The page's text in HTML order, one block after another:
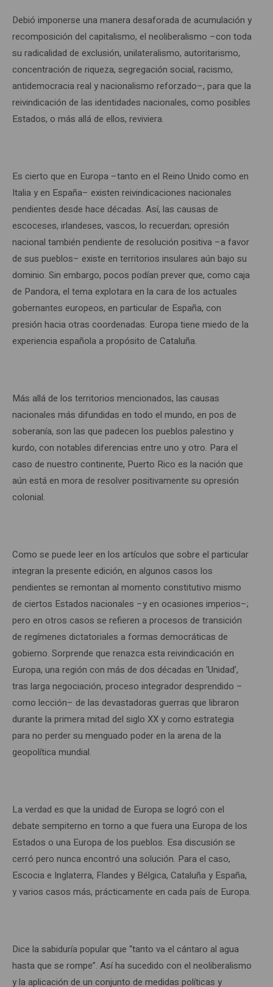
Debió imponerse una manera desaforada de acumulación y
recomposición del capitalismo, el neoliberalismo –con toda
su radicalidad de exclusión, unilateralismo, autoritarismo,
concentración de riqueza, segregación social, racismo,
antidemocracia real y nacionalismo reforzado–, para que la
reivindicación de las identidades nacionales, como posibles
Estados, o más allá de ellos, reviviera.
Es cierto que en Europa –tanto en el Reino Unido como en
Italia y en España– existen reivindicaciones nacionales
pendientes desde hace décadas. Así, las causas de
escoceses, irlandeses, vascos, lo recuerdan; opresión
nacional también pendiente de resolución positiva –a favor
de sus pueblos– existe en territorios insulares aún bajo su
dominio. Sin embargo, pocos podían prever que, como caja
de Pandora, el tema explotara en la cara de los actuales
gobernantes europeos, en particular de España, con
presión hacia otras coordenadas. Europa tiene miedo de la
experiencia española a propósito de Cataluña.
Más allá de los territorios mencionados, las causas
nacionales más difundidas en todo el mundo, en pos de
soberanía, son las que padecen los pueblos palestino y
kurdo, con notables diferencias entre uno y otro. Para el
caso de nuestro continente, Puerto Rico es la nación que
aún está en mora de resolver positivamente su opresión
colonial.
Como se puede leer en los artículos que sobre el particular
integran la presente edición, en algunos casos los
pendientes se remontan al momento constitutivo mismo
de ciertos Estados nacionales –y en ocasiones imperios–;
pero en otros casos se refieren a procesos de transición
de regímenes dictatoriales a formas democráticas de
gobierno. Sorprende que renazca esta reivindicación en
Europa, una región con más de dos décadas en ‘Unidad’,
tras larga negociación, proceso integrador desprendido –
como lección– de las devastadoras guerras que libraron
durante la primera mitad del siglo XX y como estrategia
para no perder su menguado poder en la arena de la
geopolítica mundial.
La verdad es que la unidad de Europa se logró con el
debate sempiterno en torno a que fuera una Europa de los
Estados o una Europa de los pueblos. Esa discusión se
cerró pero nunca encontró una solución. Para el caso,
Escocia e Inglaterra, Flandes y Bélgica, Cataluña y España,
y varios casos más, prácticamente en cada país de Europa.
Dice la sabiduría popular que “tanto va el cántaro al agua
hasta que se rompe”. Así ha sucedido con el neoliberalismo
y la aplicación de un conjunto de medidas políticas y